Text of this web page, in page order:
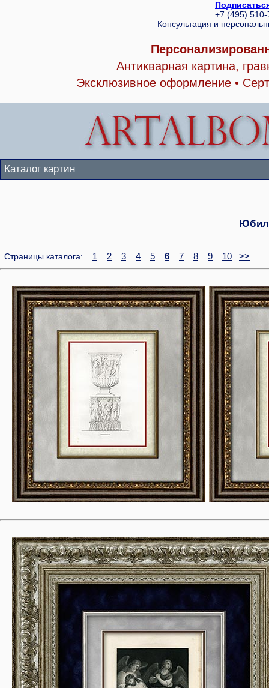
+7 (495)
Консультация и
Антикварная картина,
Эксклюзивное оформление •
Каталог картин
Страницы каталога: 1 2 3 4 5 6 7 8 9 10 >>